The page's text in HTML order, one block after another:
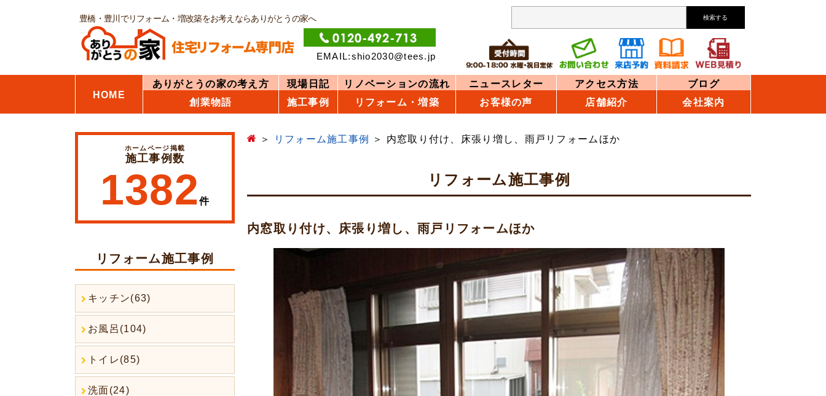
豊橋・豊川でリフォーム・増改築をお考えならありがとうの家へ
EMAIL:shio2030@tees.jp
検索する
HOME
ありがとうの家の考え方 現場日記 リノベーションの流れ ニュースレター アクセス方法
ブログ
創業物語
施工事例 リフォーム・増築 お客様の声 店舗紹介 会社案内
リフォーム施工事例 内窓取り付け、床張り増し、雨戸リフォームほか
リフォーム施工事例
内窓取り付け、床張り増し、雨戸リフォームほか
ホームページ掲載
施工事例数
1382件
リフォーム施工事例
キッチン(63)
お風呂(104)
トイレ(85)
洗面(24)